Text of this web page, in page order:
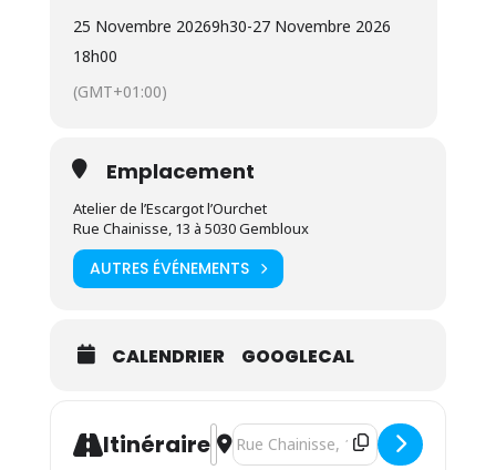
Compréhension des divers procédés de
conservation :
les procédés physiques (pasteurisation,
stérilisation, déshydratation, congélation,
conservation à l’huile, conservation sous-
l’alcool et au sucre, saumurage, salage);
25 Novembre 20269h30-27 Novembre 2026
18h00
(GMT+01:00)
Emplacement
Atelier de l’Escargot l’Ourchet
Rue Chainisse, 13 à 5030 Gembloux
AUTRES ÉVÉNEMENTS
CALENDRIER GOOGLECAL
ItinéraireAddress - Formation courte
Destination Address - Formation